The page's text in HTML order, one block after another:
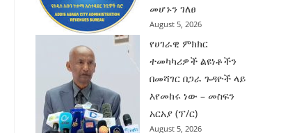
መሆኑን ገለፀ
August 5, 2026
የሀገራዊ ምክክር
ተመካካሪዎች ልዩነቶችን
በመሻገር በጋራ ጉዳዮች ላይ
እየመከሩ ነው – መስፍን
አርአያ (ፕ/ር)
August 5, 2026